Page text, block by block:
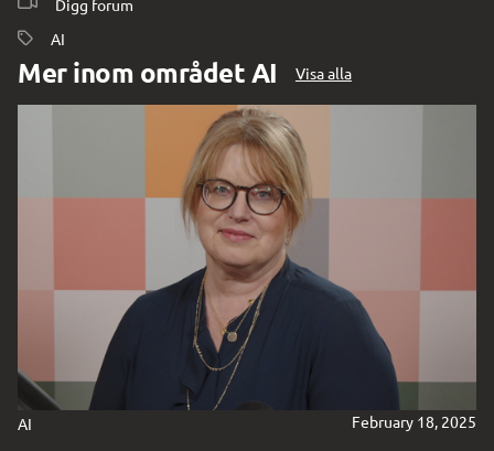
Digg forum
AI
Mer inom området AI Visa alla
AI February 18, 2025